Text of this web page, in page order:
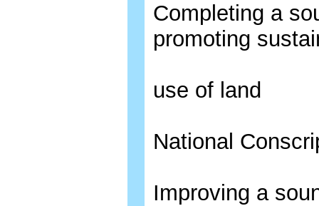
Completing a
promoting
use of land
National
Improving a